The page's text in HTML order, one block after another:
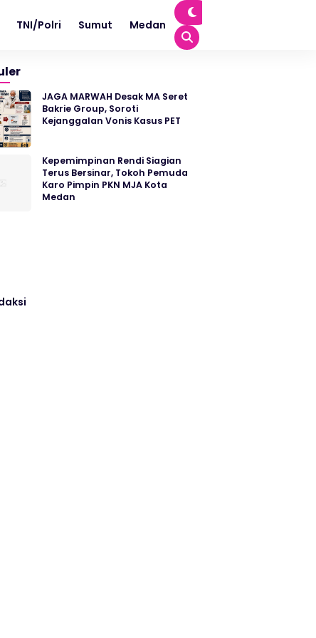
TNI/Polri Sumut Medan
JAGA MARWAH Desak MA Seret
Bakrie Group, Soroti
Kejanggalan Vonis Kasus PET
Kepemimpinan Rendi Siagian
Terus Bersinar, Tokoh Pemuda
Karo Pimpin PKN MJA Kota
Medan